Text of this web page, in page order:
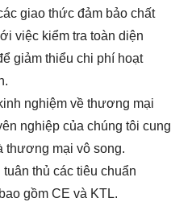
giao thức đảm bảo chất
việc kiểm tra toàn diện
giảm thiểu chi phí hoạt
nghiệm về thương mại
nghiệp của chúng tôi cung
thương mại vô song.
thủ các tiêu chuẩn
gồm CE và KTL.